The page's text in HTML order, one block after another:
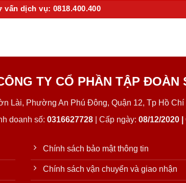
vấn dịch vụ: 0818.400.400
TY CỔ PHẦN TẬP ĐOÀN
Lài, Phường An Phú Đông, Quận 12, Tp Hồ
doanh số: 0316627728| Cấp ngày: 08/12/2020 |
Chính sách bảo mật thông tin
Chính sách vận chuyển và giao nhận